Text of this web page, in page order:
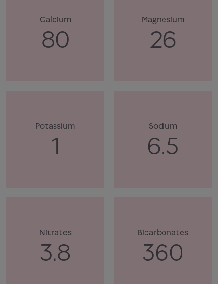
Calcium
80
Magnesium
26
Potassium
1
Sodium
6.5
Nitrates
3.8
Bicarbonates
360